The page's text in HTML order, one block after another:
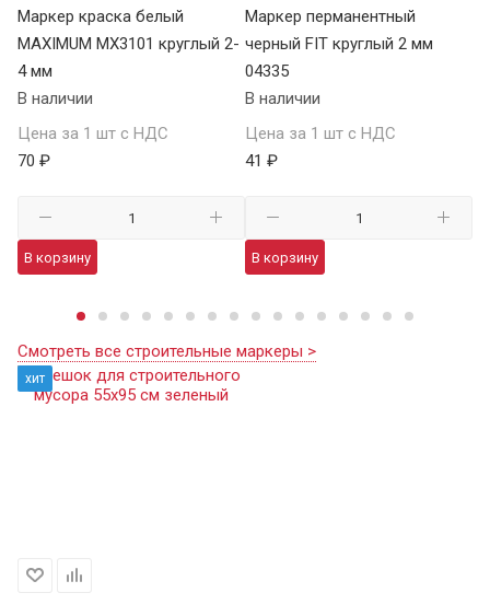
Маркер краска белый
MAXIMUM MX3101 круглый 2-
4 мм
В наличии
Цена за 1 шт с НДС
70 ₽
В корзину
Маркер перманентный
черный FIT круглый 2 мм
04335
В наличии
Цена за 1 шт с НДС
41 ₽
В корзину
Смотреть все строительные маркеры >
хит